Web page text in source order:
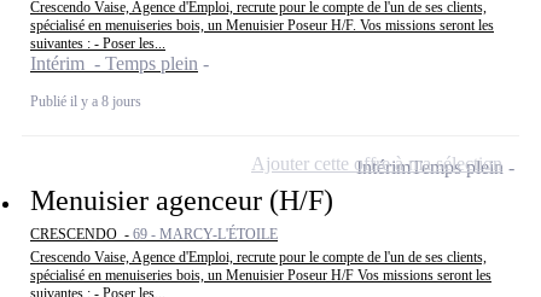
Crescendo Vaise, Agence d'Emploi, recrute pour le compte de l'un de ses clients,
spécialisé en menuiseries bois, un Menuisier Poseur H/F. Vos missions seront les
suivantes : - Poser les...
Intérim - Temps plein
Publié il y a 8 jours
Menuisier agenceur (H/F)
CRESCENDO - 69 - MARCY-L'ÉTOILE
Crescendo Vaise, Agence d'Emploi, recrute pour le compte de l'un de ses clients,
spécialisé en menuiseries bois, un Menuisier Poseur H/F Vos missions seront les
IntérimTemps plein
Ajouter cette offre à ma sélection